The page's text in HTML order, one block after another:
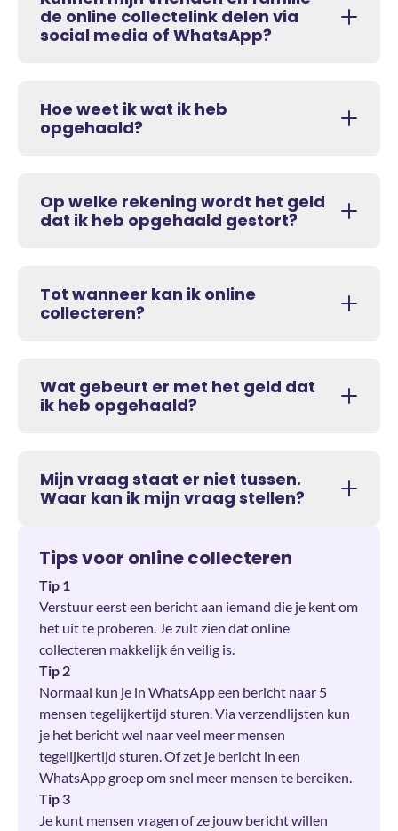
de online collectelink delen via
social media of WhatsApp?
Hoe weet ik wat ik heb
opgehaald?
Op welke rekening wordt het geld
dat ik heb opgehaald gestort?
Tot wanneer kan ik online
collecteren?
Wat gebeurt er met het geld dat
ik heb opgehaald?
Mijn vraag staat er niet tussen.
Waar kan ik mijn vraag stellen?
Tips voor online collecteren
Tip 1
Verstuur eerst een bericht aan iemand die je kent om
het uit te proberen. Je zult zien dat online
collecteren makkelijk én veilig is.
Tip 2
Normaal kun je in WhatsApp een bericht naar 5
mensen tegelijkertijd sturen. Via verzendlijsten kun
je het bericht wel naar veel meer mensen
tegelijkertijd sturen. Of zet je bericht in een
WhatsApp groep om snel meer mensen te bereiken.
Tip 3
Je kunt mensen vragen of ze jouw bericht willen